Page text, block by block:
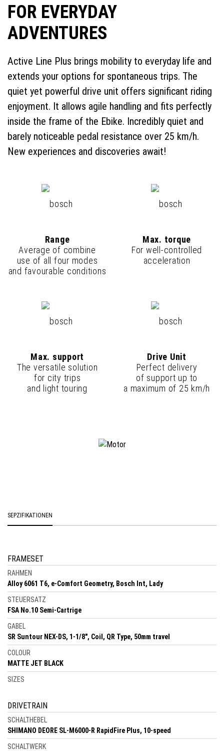
FOR EVERYDAY
ADVENTURES
Active Line Plus brings mobility to everyday life and
extends your options for spontaneous trips. The
quiet yet powerful drive unit offers significant riding
enjoyment. It allows agile handling and fits perfectly
inside the frame of the Ebike. Incredibly quiet and
barely noticeable pedal resistance over 25 km/h.
New experiences and discoveries await!
Range
Average of combine
use of all four modes
and favourable conditions
Max. torque
For well-controlled
acceleration
Max. support
The versatile solution
for city trips
and light touring
Drive Unit
Perfect delivery
of support up to
a maximum of 25 km/h
SEPZIFIKATIONEN
FRAMESET
RAHMEN
Alloy 6061 T6, e-Comfort Geometry, Bosch Int, Lady
STEUERSATZ
FSA No.10 Semi-Cartrige
GABEL
SR Suntour NEX-DS, 1-1/8", Coil, QR Type, 50mm travel
COLOUR
MATTE JET BLACK
SIZES
DRIVETRAIN
SCHALTHEBEL
SHIMANO DEORE SL-M6000-R RapidFire Plus, 10-speed
SCHALTWERK